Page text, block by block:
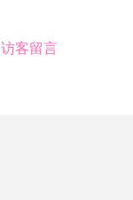
访客留言